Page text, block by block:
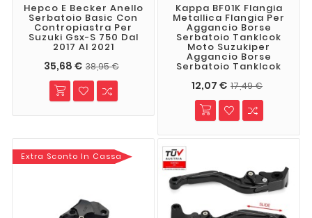
Hepco E Becker Anello
Serbatoio Basic Con
Contropiastra Per
Suzuki Gsx-S 750 Dal
2017 Al 2021
35,68 € 38,95 €
Kappa BF01K Flangia
Metallica Flangia Per
Aggancio Borse
Serbatoio Tanklcok
Moto Suzukiper
Aggancio Borse
Serbatoio Tanklcok
12,07 € 17,49 €
Extra Sconto In Cassa